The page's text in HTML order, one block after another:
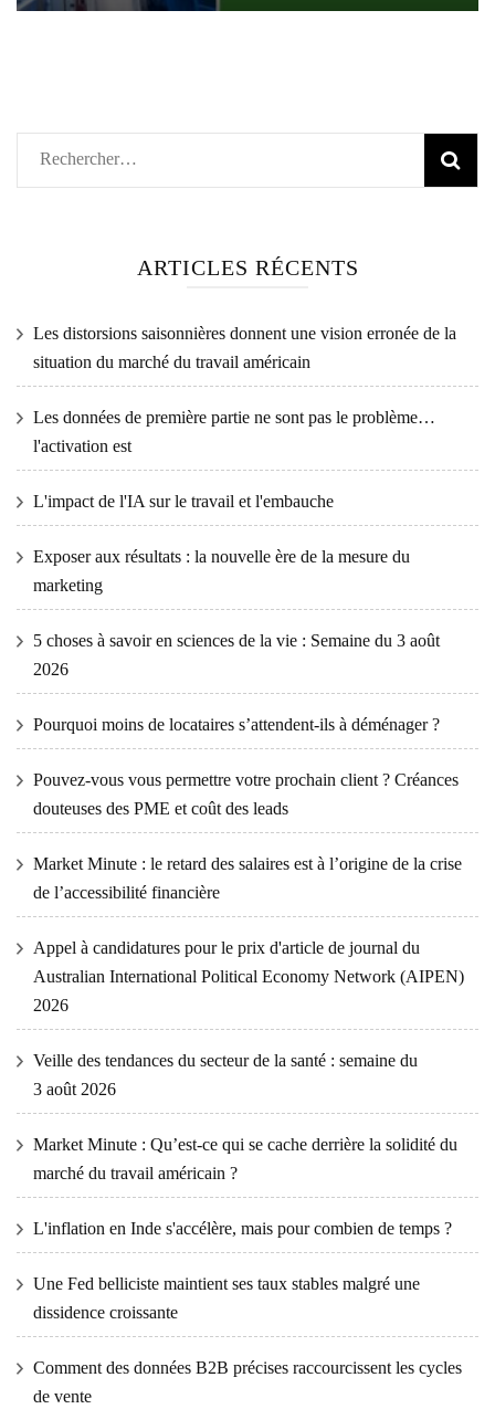
Rechercher :
ARTICLES RÉCENTS
Les distorsions saisonnières donnent une vision erronée de la
situation du marché du travail américain
Les données de première partie ne sont pas le problème…
l'activation est
L'impact de l'IA sur le travail et l'embauche
Exposer aux résultats : la nouvelle ère de la mesure du
marketing
5 choses à savoir en sciences de la vie : Semaine du 3 août
2026
Pourquoi moins de locataires s’attendent-ils à déménager ?
Pouvez-vous vous permettre votre prochain client ? Créances
douteuses des PME et coût des leads
Market Minute : le retard des salaires est à l’origine de la crise
de l’accessibilité financière
Appel à candidatures pour le prix d'article de journal du
Australian International Political Economy Network (AIPEN)
2026
Veille des tendances du secteur de la santé : semaine du
3 août 2026
Market Minute : Qu’est-ce qui se cache derrière la solidité du
marché du travail américain ?
L'inflation en Inde s'accélère, mais pour combien de temps ?
Une Fed belliciste maintient ses taux stables malgré une
dissidence croissante
Comment des données B2B précises raccourcissent les cycles
de vente